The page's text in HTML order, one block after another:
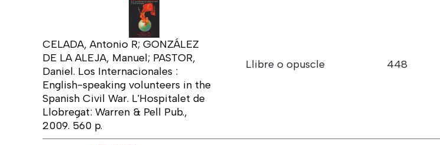
CELADA, Antonio R; GONZÁLEZ
DE LA ALEJA, Manuel; PASTOR,
Daniel. Los Internacionales :
English-speaking volunteers in the
Spanish Civil War. L'Hospitalet de
Llobregat: Warren & Pell Pub.,
2009. 560 p.
Llibre o opuscle 448